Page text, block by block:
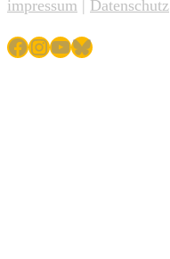
impressum | Datenschutz
Facebook
Instagram
YouTube
Bluesky